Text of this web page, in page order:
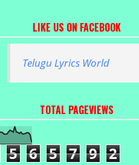
LIKE US ON FACEBOOK
Telugu Lyrics World
TOTAL PAGEVIEWS
5 6 5 7 9 2